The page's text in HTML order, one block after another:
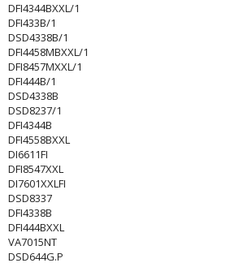
DFI4344BXXL/1
DFI433B/1
DSD4338B/1
DFI4458MBXXL/1
DFI8457MXXL/1
DFI444B/1
DSD4338B
DSD8237/1
DFI4344B
DFI4558BXXL
DI6611FI
DFI8547XXL
DI7601XXLFI
DSD8337
DFI4338B
DFI444BXXL
VA7015NT
DSD644G.P